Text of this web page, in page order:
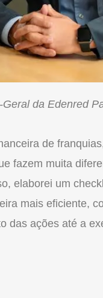
da Edenred
de franquias
fazem muita
elaborei um
mais eficiente,
das ações até a